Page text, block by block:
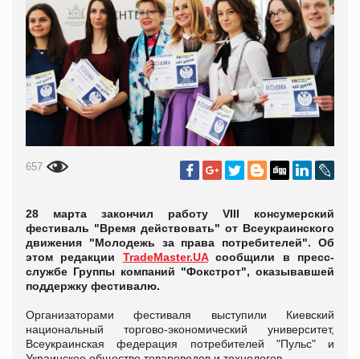
657
28 марта закончил работу VIII консумерский
фестиваль "Время действовать" от Всеукраинского
движения "Молодежь за права потребителей". Об
этом редакции TradeMaster.UAсообщили в пресс-
службе Группы компаний "Фокстрот", оказывавшей
поддержку фестивалю.
Организаторами фестиваля выступили Киевский
национальный торгово-экономический университет,
Всеукраинская федерация потребителей "Пульс" и